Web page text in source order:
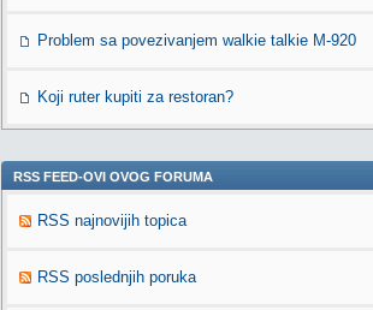
Problem sa povezivanjem walkie talkie M-920
Koji ruter kupiti za restoran?
RSS FEED-OVI OVOG FORUMA
RSS najnovijih topica
RSS poslednjih poruka